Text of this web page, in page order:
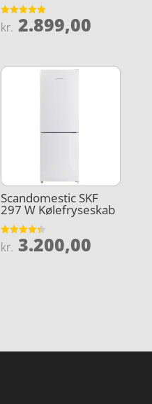
Vurderet
5
kr. 2.899,00
Scandomestic SKF
297 W Kølefryseskab
Vurderet
4.3
kr. 3.200,00